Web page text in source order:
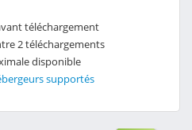
téléchargement
2 téléchargements
disponible
supportés